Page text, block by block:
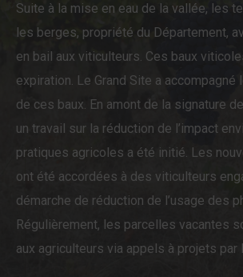
Suite à la mise en eau de la vallée, les
les berges, propriété du Département,
en bail aux viticulteurs. Ces baux
expiration. Le Grand Site a accompagné
de ces baux. En amont de la signature
un travail sur la réduction de l’impact
pratiques agricoles a été initié. Les
ont été accordées à des viticulteurs
démarche de réduction de l’usage des
Régulièrement, les parcelles vacantes
aux agriculteurs via appels à projets par